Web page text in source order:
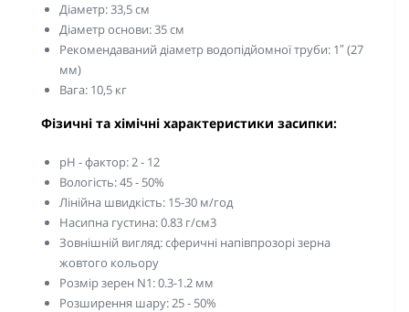
Діаметр: 33,5 см
Діаметр основи: 35 см
Рекомендаваний діаметр водопідйомної труби: 1″ (27
мм)
Вага: 10,5 кг
Фізичні та хімічні характеристики засипки:
pH - фактор: 2 - 12
Вологість: 45 - 50%
Лінійна швидкість: 15-30 м/год
Насипна густина: 0.83 г/см3
Зовнішній вигляд: сферичні напівпрозорі зерна
жовтого кольору
Розмір зерен N1: 0.3-1.2 мм
Розширення шару: 25 - 50%